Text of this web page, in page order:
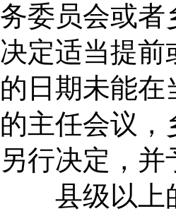
务委员会或者
决定适当提前
的日期未能在
的主任会议，
另行决定，并
县级以上的